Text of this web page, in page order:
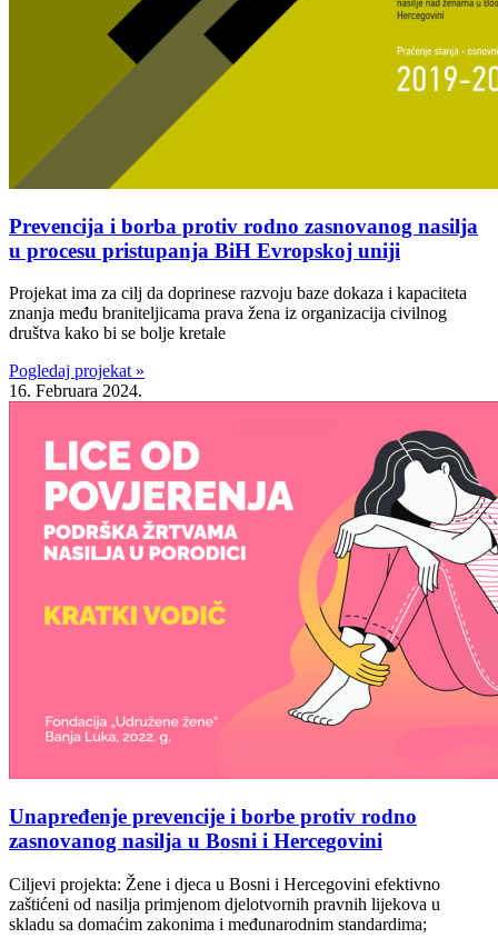
Prevencija i borba protiv rodno zasnovanog nasilja
u procesu pristupanja BiH Evropskoj uniji
Projekat ima za cilj da doprinese razvoju baze dokaza i kapaciteta
znanja među braniteljicama prava žena iz organizacija civilnog
društva kako bi se bolje kretale
Pogledaj projekat »
16. Februara 2024.
Unapređenje prevencije i borbe protiv rodno
zasnovanog nasilja u Bosni i Hercegovini
Ciljevi projekta: Žene i djeca u Bosni i Hercegovini efektivno
zaštićeni od nasilja primjenom djelotvornih pravnih lijekova u
skladu sa domaćim zakonima i međunarodnim standardima;